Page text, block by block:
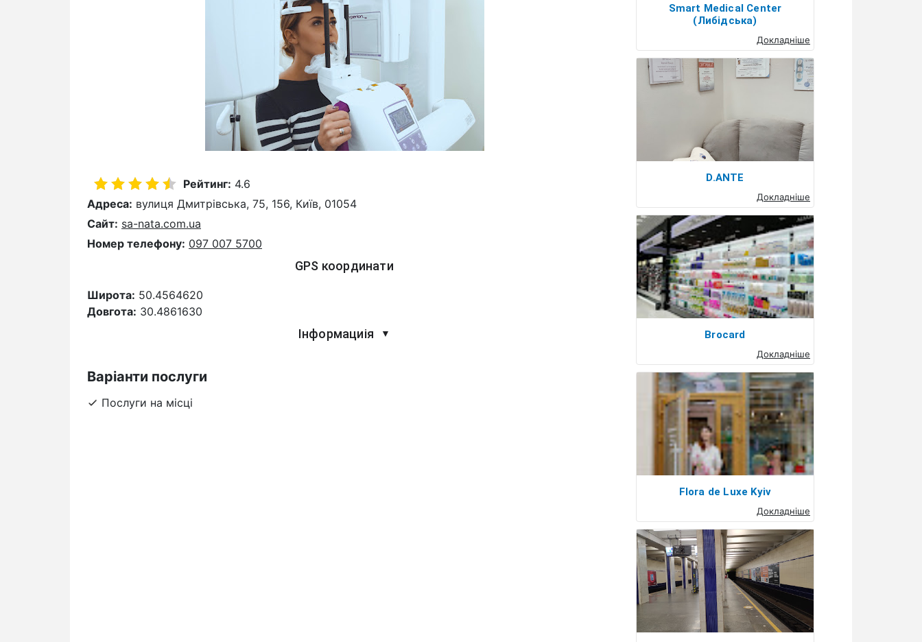
Рейтинг: 4.6
Адреса: вулиця Дмитрівська, 75, 156, Київ, 01054
Сайт: sa-nata.com.ua
Номер телефону: 097 007 5700
GPS координати
Широта: 50.4564620
Довгота: 30.4861630
Інформациія ▼
Варіанти послуги
Послуги на місці
Smart Medical Center
(Либідська)
Докладніше
D.ANTE
Докладніше
Brocard
Докладніше
Flora de Luxe Kyiv
Докладніше